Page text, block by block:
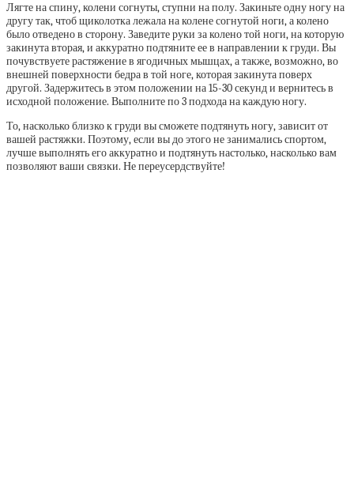
Лягте на спину, колени согнуты, ступни на полу. Закиньте одну ногу на
другу так, чтоб щиколотка лежала на колене согнутой ноги, а колено
было отведено в сторону. Заведите руки за колено той ноги, на которую
закинута вторая, и аккуратно подтяните ее в направлении к груди. Вы
почувствуете растяжение в ягодичных мышцах, а также, возможно, во
внешней поверхности бедра в той ноге, которая закинута поверх
другой. Задержитесь в этом положении на 15-30 секунд и вернитесь в
исходной положение. Выполните по 3 подхода на каждую ногу.
То, насколько близко к груди вы сможете подтянуть ногу, зависит от
вашей растяжки. Поэтому, если вы до этого не занимались спортом,
лучше выполнять его аккуратно и подтянуть настолько, насколько вам
позволяют ваши связки. Не переусердствуйте!